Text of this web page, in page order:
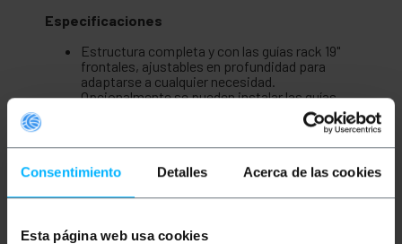
Consentimiento Detalles Acerca de las cookies
Esta página web usa cookies
Especificaciones
Estructura completa y con las guías rack 19"
frontales, ajustables en profundidad para
adaptarse a cualquier necesidad.
Opcionalmente se pueden instalar las guías
Distancia entre el bastidor frontal y el fondo
un diseño más atractivo y cerradura con llave.
Orificios para el paso de cables, en el panel
paso de cables, se pueden dejar abiertos o